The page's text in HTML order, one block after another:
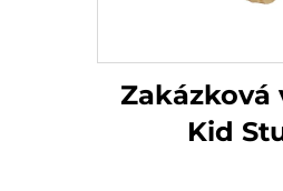
Zakázková
Kid